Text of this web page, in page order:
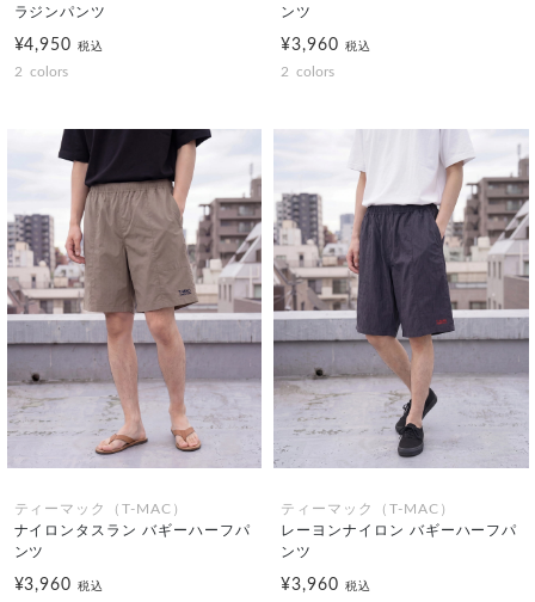
ラジンパンツ
¥4,950税込
2 colors
ンツ
¥3,960 税込
2 colors
ティーマック（T-MAC）
ナイロンタスラン バギーハーフパ
ンツ
¥3,960税込
ティーマック（T-MAC）
レーヨンナイロン バギーハーフパ
ンツ
¥3,960 税込